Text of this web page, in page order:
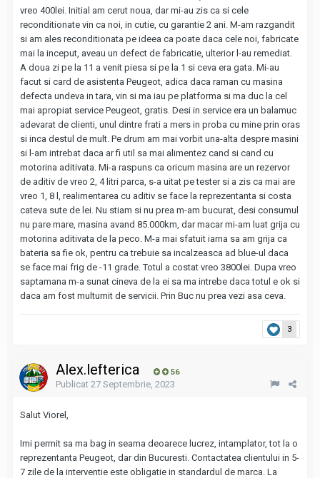
vreo 400lei. Initial am cerut noua, dar mi-au zis ca si cele
reconditionate vin ca noi, in cutie, cu garantie 2 ani. M-am razgandit
si am ales reconditionata pe ideea ca poate daca cele noi, fabricate
mai la inceput, aveau un defect de fabricatie, ulterior l-au remediat.
A doua zi pe la 11 a venit piesa si pe la 1 si ceva era gata. Mi-au
facut si card de asistenta Peugeot, adica daca raman cu masina
defecta undeva in tara, vin si ma iau pe platforma si ma duc la cel
mai apropiat service Peugeot, gratis. Desi in service era un balamuc
adevarat de clienti, unul dintre frati a mers in proba cu mine prin oras
si inca destul de mult. Pe drum am mai vorbit una-alta despre masini
si l-am intrebat daca ar fi util sa mai alimentez cand si cand cu
motorina aditivata. Mi-a raspuns ca oricum masina are un rezervor
de aditiv de vreo 2, 4 litri parca, s-a uitat pe tester si a zis ca mai are
vreo 1, 8 l, realimentarea cu aditiv se face la reprezentanta si costa
cateva sute de lei. Nu stiam si nu prea m-am bucurat, desi consumul
nu pare mare, masina avand 85.000km, dar macar mi-am luat grija cu
motorina aditivata de la peco. M-a mai sfatuit iarna sa am grija ca
bateria sa fie ok, pentru ca trebuie sa incalzeasca ad blue-ul daca
se face mai frig de -11 grade. Totul a costat vreo 3800lei. Dupa vreo
saptamana m-a sunat cineva de la ei sa ma intrebe daca totul e ok si
daca am fost multumit de servicii. Prin Buc nu prea vezi asa ceva.
3
Alex.lefterica 56
Publicat 27 Septembrie, 2023
Salut Viorel,
Imi permit sa ma bag in seama deoarece lucrez, intamplator, tot la o
reprezentanta Peugeot, dar din Bucuresti. Contactatea clientului in 5-
7 zile de la interventie este obligatie in standardul de marca. La